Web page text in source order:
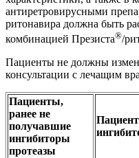
антиретровирусными
ритонавира должна быть
комбинацией Презиста®/
Пациенты не должны
консультации с лечащим
Пациенты,
ранее не
получавшие
ингибиторы
протеазы